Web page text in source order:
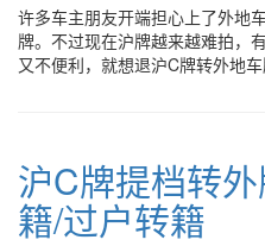
许多车主朋友开端担心上了外地
牌。不过现在沪牌越来越难拍，
又不便利，就想退沪C牌转外地
沪C牌提档转
籍/过户转籍